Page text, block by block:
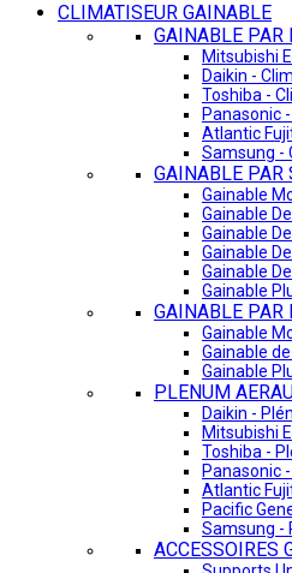
CLIMATISEUR GAINABLE
GAINABLE PAR
Mitsubishi
Daikin -
Toshiba -
Panasonic
Atlantic
Samsung -
GAINABLE PAR
Gainable
Gainable
Gainable
Gainable
Gainable
Gainable
GAINABLE PAR
Gainable
Gainable
Gainable
PLENUM
Daikin -
Mitsubishi
Toshiba -
Panasonic
Atlantic
Pacific
Samsung -
ACCESSOIRES